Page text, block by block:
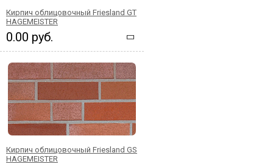
Кирпич облицовочный Friesland GT
HAGEMEISTER
0.00 руб.
Кирпич облицовочный Friesland GS
HAGEMEISTER